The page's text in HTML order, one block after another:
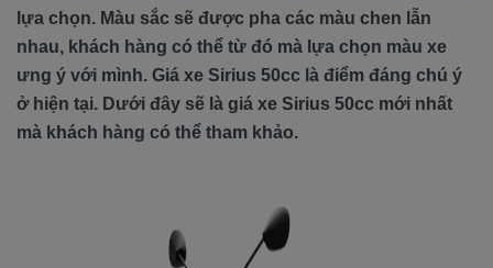
lựa chọn. Màu sắc sẽ được pha các màu chen lẫn
nhau, khách hàng có thể từ đó mà lựa chọn màu xe
ưng ý với mình. Giá xe Sirius 50cc là điểm đáng chú ý
ở hiện tại. Dưới đây sẽ là giá xe Sirius 50cc mới nhất
mà khách hàng có thể tham khảo.